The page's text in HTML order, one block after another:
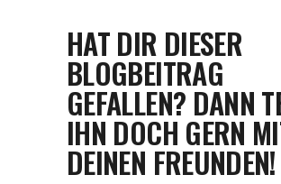
HAT DIR DIESER
BLOGBEITRAG
GEFALLEN? DANN
IHN DOCH GERN
DEINEN FREUNDEN!